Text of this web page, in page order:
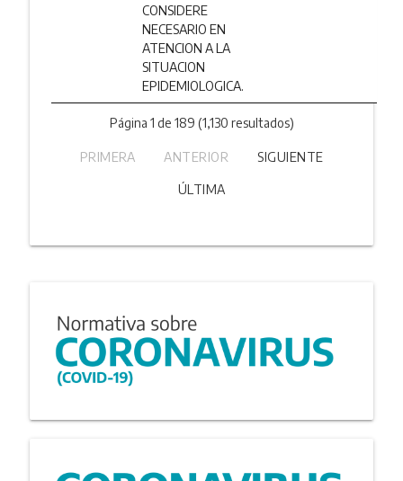
CONSIDERE
NECESARIO EN
ATENCION A LA
SITUACION
EPIDEMIOLOGICA.
Página 1 de 189 (1,130 resultados)
PRIMERA ANTERIOR SIGUIENTE
ÚLTIMA